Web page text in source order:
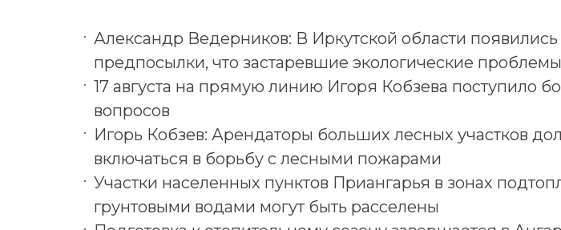
Александр Ведерников: В Иркутской области
предпосылки, что застаревшие экологические
17 августа на прямую линию Игоря Кобзева поступило
вопросов
Игорь Кобзев: Арендаторы больших лесных участков
включаться в борьбу с лесными пожарами
Участки населенных пунктов Приангарья в зонах
грунтовыми водами могут быть расселены